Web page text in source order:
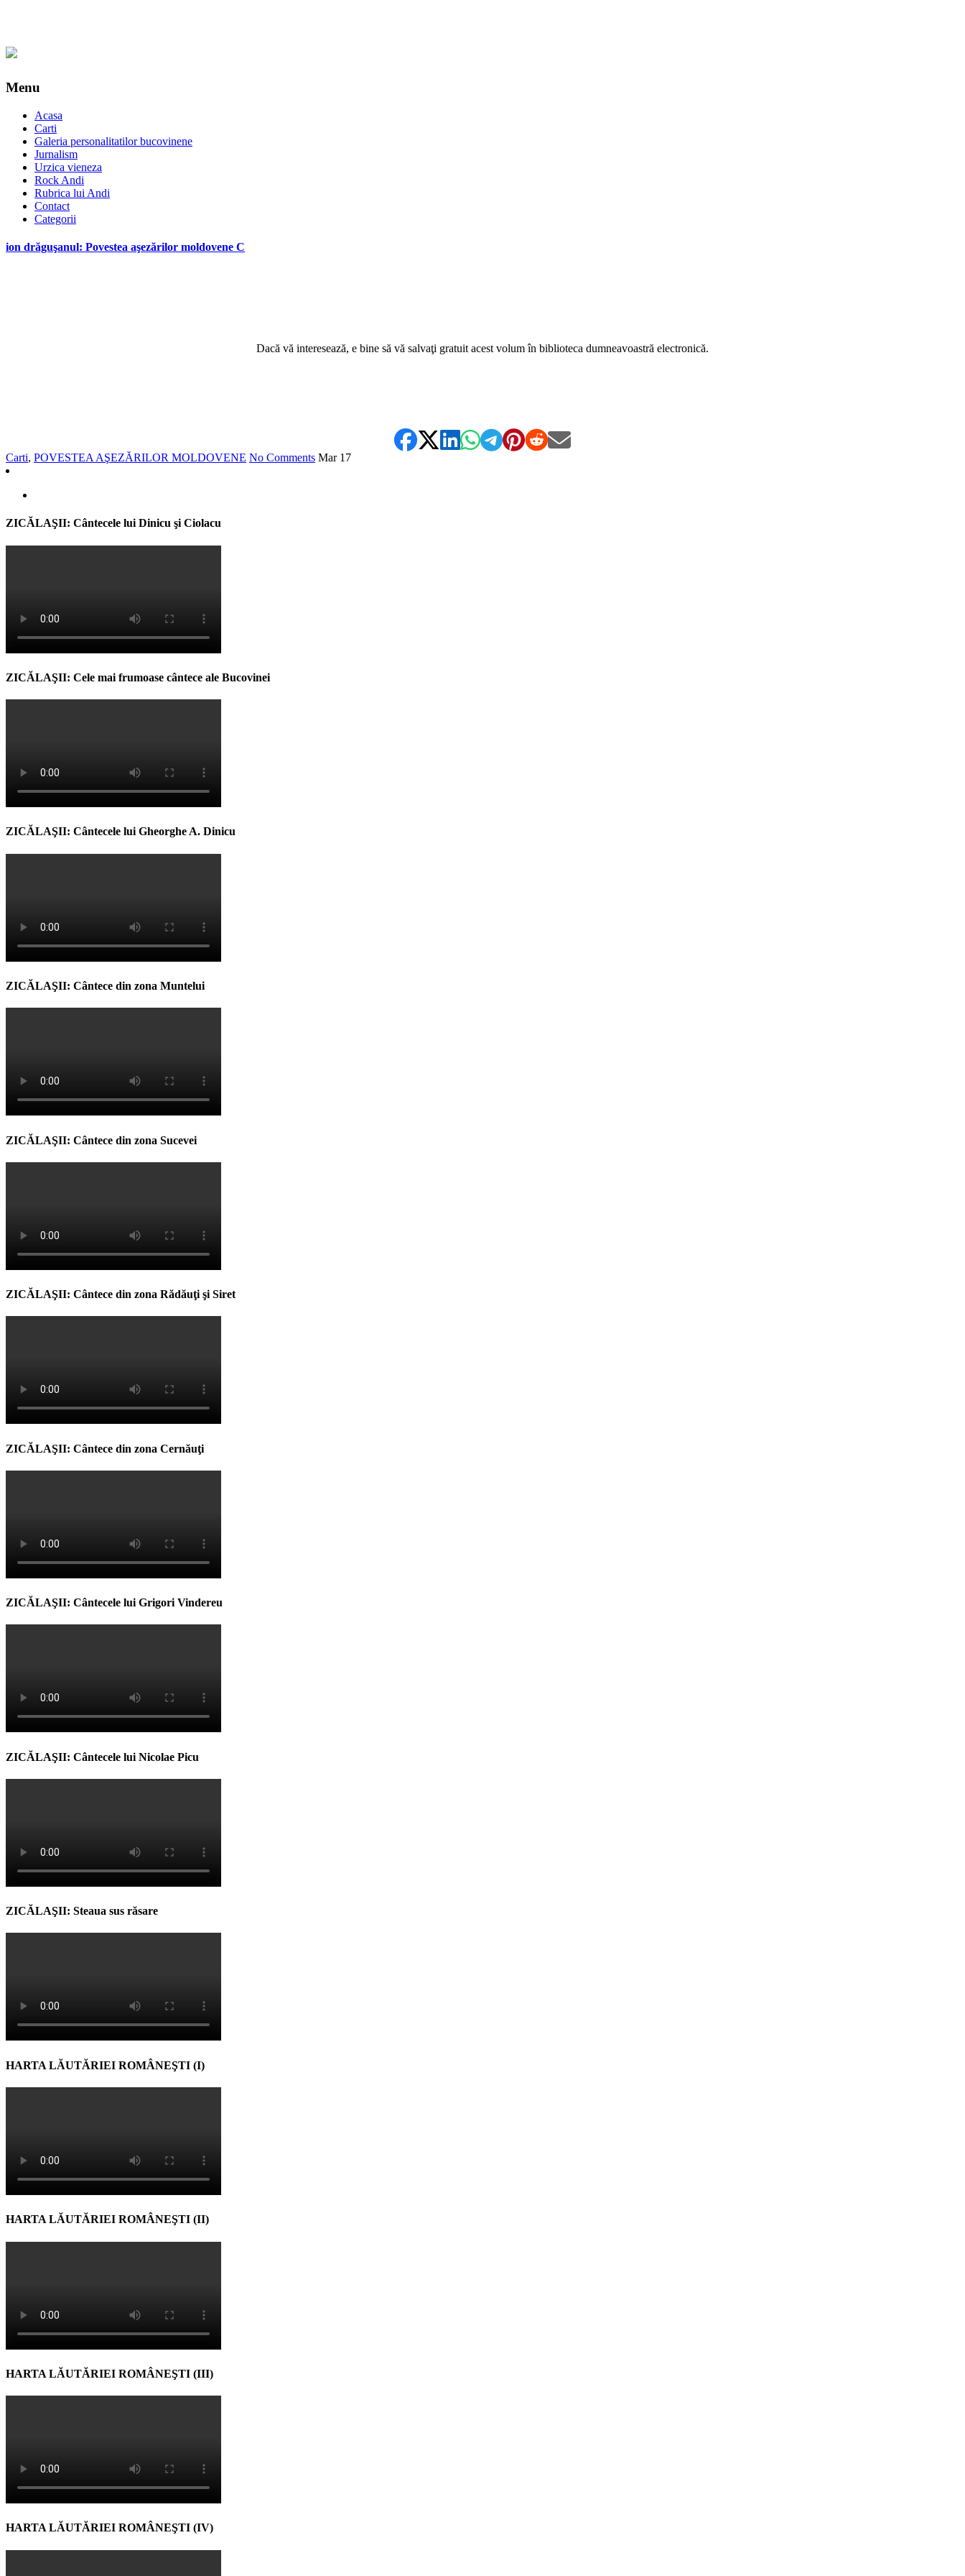
Menu
Acasa
Carti
Galeria personalitatilor bucovinene
Jurnalism
Urzica vieneza
Rock Andi
Rubrica lui Andi
Contact
Categorii
ion drăguşanul: Povestea aşezărilor moldovene C
Dacă vă interesează, e bine să vă salvaţi gratuit acest volum în biblioteca dumneavoastră electronică.
Carti, POVESTEA AŞEZĂRILOR MOLDOVENE No Comments Mar 17
ZICĂLAŞII: Cântecele lui Dinicu şi Ciolacu
ZICĂLAŞII: Cele mai frumoase cântece ale Bucovinei
ZICĂLAŞII: Cântecele lui Gheorghe A. Dinicu
ZICĂLAŞII: Cântece din zona Muntelui
ZICĂLAŞII: Cântece din zona Sucevei
ZICĂLAŞII: Cântece din zona Rădăuţi şi Siret
ZICĂLAŞII: Cântece din zona Cernăuţi
ZICĂLAŞII: Cântecele lui Grigori Vindereu
ZICĂLAŞII: Cântecele lui Nicolae Picu
ZICĂLAŞII: Steaua sus răsare
HARTA LĂUTĂRIEI ROMÂNEŞTI (I)
HARTA LĂUTĂRIEI ROMÂNEŞTI (II)
HARTA LĂUTĂRIEI ROMÂNEŞTI (III)
HARTA LĂUTĂRIEI ROMÂNEŞTI (IV)